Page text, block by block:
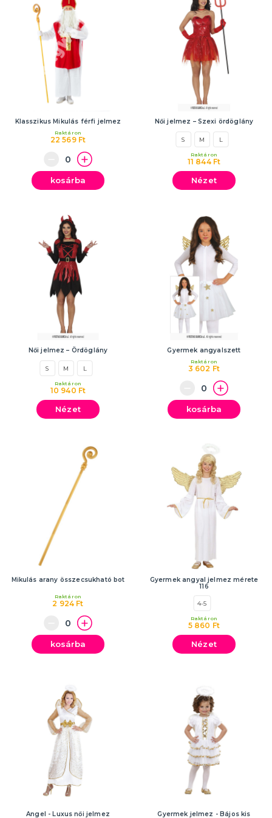
Klasszikus Mikulás férfi jelmez
22 569 Ft
Raktáron
kosárba
Női jelmez – Szexi ördöglány
S M L
11 844 Ft
Raktáron
Nézet
Női jelmez – Ördöglány
S M L
10 940 Ft
Raktáron
Nézet
Gyermek angyalszett
3 602 Ft
Raktáron
kosárba
Mikulás arany összecsukható bot
2 924 Ft
Raktáron
kosárba
Gyermek angyal jelmez mérete
116
4-5
5 860 Ft
Raktáron
Nézet
Angel - Luxus női jelmez
Gyermek jelmez - Bájos kis